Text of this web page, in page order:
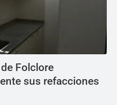
Folclore
sus refacciones